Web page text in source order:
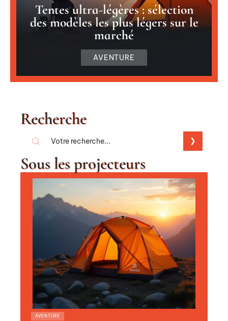
Tentes ultra-légères : sélection
des modèles les plus légers sur le
marché
AVENTURE
Recherche
Sous les projecteurs
AVENTURE